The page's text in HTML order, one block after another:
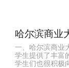
哈尔滨商业
一、哈尔滨商业
学生提供了丰富
学生们也很积极